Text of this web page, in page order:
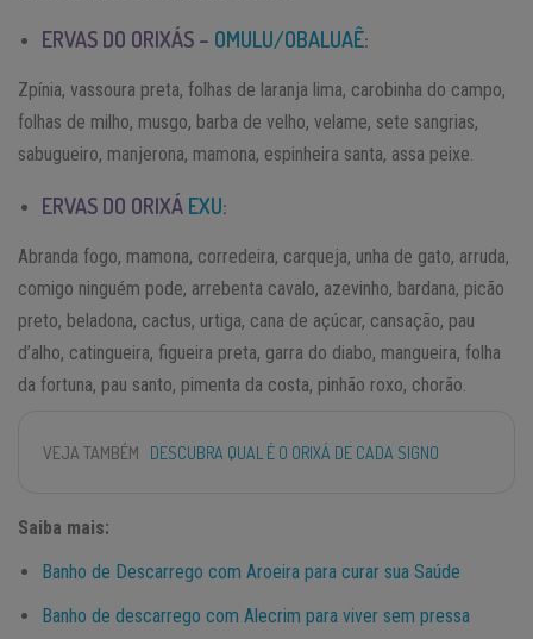
ERVAS DO ORIXÁS – OMULU/OBALUAÊ:
Zpínia, vassoura preta, folhas de laranja lima, carobinha do campo,
folhas de milho, musgo, barba de velho, velame, sete sangrias,
sabugueiro, manjerona, mamona, espinheira santa, assa peixe.
ERVAS DO ORIXÁ EXU:
Abranda fogo, mamona, corredeira, carqueja, unha de gato, arruda,
comigo ninguém pode, arrebenta cavalo, azevinho, bardana, picão
preto, beladona, cactus, urtiga, cana de açúcar, cansação, pau
d’alho, catingueira, figueira preta, garra do diabo, mangueira, folha
da fortuna, pau santo, pimenta da costa, pinhão roxo, chorão.
VEJA TAMBÉM DESCUBRA QUAL É O ORIXÁ DE CADA SIGNO
Saiba mais:
Banho de Descarrego com Aroeira para curar sua Saúde
Banho de descarrego com Alecrim para viver sem pressa